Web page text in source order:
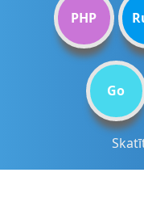
PHP
Go